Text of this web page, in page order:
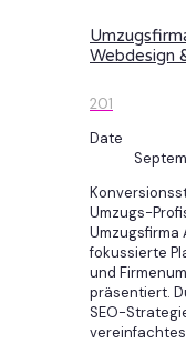
Webdesign
201
Date
Umzugs-
Umzugsfirma
fokussierte
und
präsentiert.
SEO-